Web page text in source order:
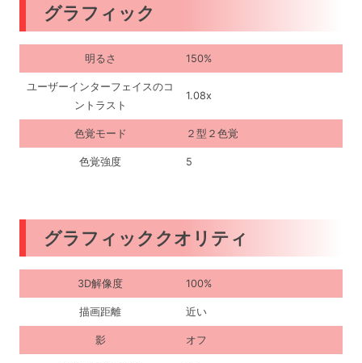
グラフィック
明るさ 150%
ユーザーインターフェイスのコ
ントラスト
1.08x
色覚モード ２型２色覚
色覚強度 5
グラフィッククオリティ
3D解像度 100%
描画距離 近い
影 オフ